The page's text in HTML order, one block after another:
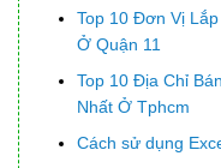
Top 10 Đơn Vị
Ở Quận 11
Top 10 Địa Chỉ
Nhất Ở Tphcm
Cách sử dụng